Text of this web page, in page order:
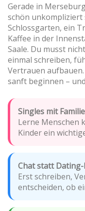
Gerade in
schön unkompliziert
Schlossgarten, ein
Kaffee in der
Saale. Du musst
einmal schreiben,
Vertrauen
sanft beginnen –
Singles mit
Lerne Menschen
Kinder ein
Chat statt
Erst schreiben,
entscheiden, ob